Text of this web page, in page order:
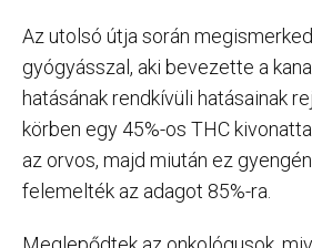
Az utolsó útja során
gyógyásszal, aki bevezette a
hatásának rendkívüli hatásainak
körben egy 45%-os THC
az orvos, majd miután ez
felemelték az adagot 85%-ra.